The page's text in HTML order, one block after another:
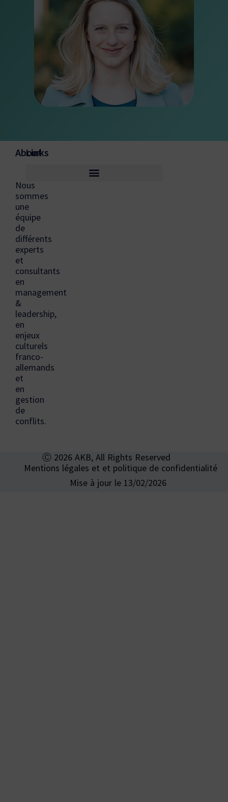
About
Nous
sommes
une
équipe
de
différents
experts
et
consultants
en
management
&
leadership,
en
enjeux
culturels
franco-
allemands
et
en
gestion
de
conflits.
Links
Ⓒ 2026 AKB, All Rights Reserved
Mentions légales et et politique de confidentialité
Mise à jour le 13/02/2026